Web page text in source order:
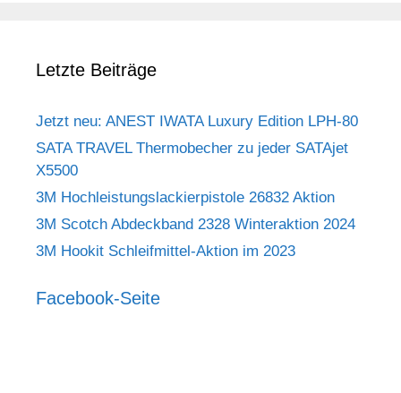
Letzte Beiträge
Jetzt neu: ANEST IWATA Luxury Edition LPH-80
SATA TRAVEL Thermobecher zu jeder SATAjet
X5500
3M Hochleistungslackierpistole 26832 Aktion
3M Scotch Abdeckband 2328 Winteraktion 2024
3M Hookit Schleifmittel-Aktion im 2023
Facebook-Seite